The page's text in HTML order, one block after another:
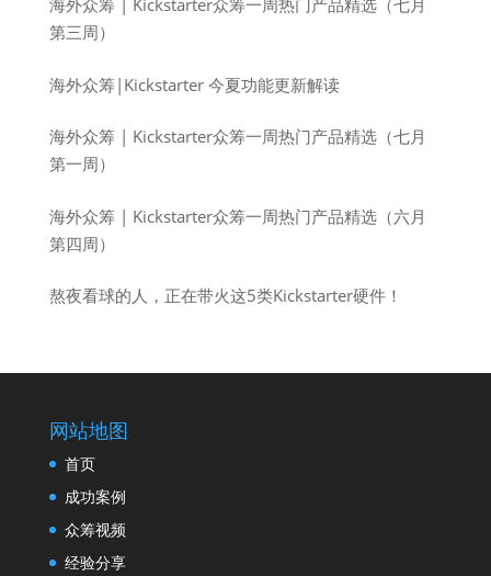
海外众筹 | Kickstarter众筹一周热门产品精选（七月
第三周）
海外众筹|Kickstarter 今夏功能更新解读
海外众筹 | Kickstarter众筹一周热门产品精选（七月
第一周）
海外众筹 | Kickstarter众筹一周热门产品精选（六月
第四周）
熬夜看球的人，正在带火这5类Kickstarter硬件！
网站地图
首页
成功案例
众筹视频
经验分享